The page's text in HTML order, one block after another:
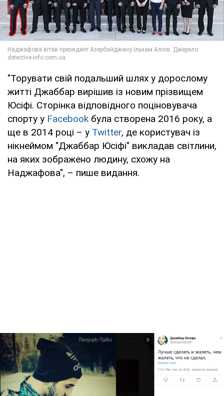
"Торувати свій подальший шлях у дорослому
житті Джаббар вирішив із новим прізвищем
Юсіфі. Сторінка відповідного поціновувача
спорту у Facebook була створена 2016 року, а
ще в 2014 році – у Twitter, де користувач із
нікнеймом "Джаббар Юсіфі" викладав світлини,
на яких зображено людину, схожу на
Наджафова", – пише видання.